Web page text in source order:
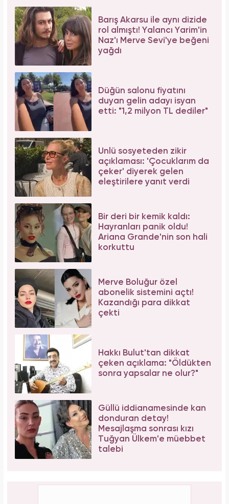
Barış Akarsu ile aynı dizide
rol almıştı! Yalancı Yarim'in
Naz'ı Merve Sevi'ye beğeni
yağdı
Düğün salonu fiyatını
duyan gelin adayı isyan
etti: "1,2 milyon TL dediler"
Ünlü sosyeteden zikir
açıklaması: 'Çocuklarım da
çeker' diyerek gelen
eleştirilere yanıt verdi
Bir deri bir kemik kaldı:
Hayranları panik oldu!
Ariana Grande'nin son hali
korkuttu
Merve Boluğur özel
abonelik sistemini açtı!
Kazandığı para dikkat
çekti
Hakkı Bulut'tan dikkat
çeken açıklama: "Öldükten
sonra yapsalar ne olur?"
Güllü iddianamesinde kan
donduran detay!
Mesajlaşma sonrası kızı
Tuğyan Ülkem'e müebbet
talebi